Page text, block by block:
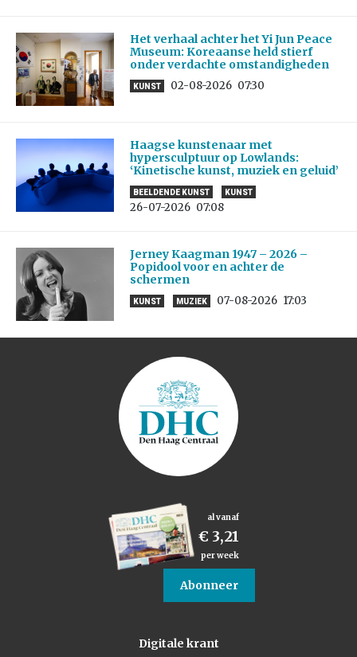
Het verhaal achter het Yi Jun Peace
Museum: Koreaanse held stierf
onder verdachte omstandigheden
KUNST 02-08-2026 07:30
Haagse kunstenaar met
hypersculptuur op Lowlands:
‘Kinetische kunst, muziek en geluid’
BEELDENDE KUNST KUNST
26-07-2026 07:08
Jerney Kaagman 1947 – 2026 –
Popidool voor en achter de
schermen
KUNST MUZIEK 07-08-2026 17:03
al vanaf
€ 3,21
per week
Abonneer
Digitale krant